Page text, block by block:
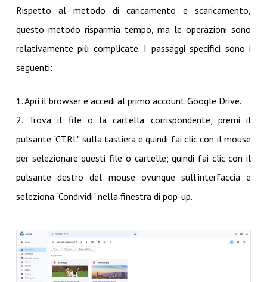
Rispetto al metodo di caricamento e scaricamento,
questo metodo risparmia tempo, ma le operazioni sono
relativamente più complicate. I passaggi specifici sono i
seguenti:
1. Apri il browser e accedi al primo account Google Drive.
2. Trova il file o la cartella corrispondente, premi il
pulsante "CTRL" sulla tastiera e quindi fai clic con il mouse
per selezionare questi file o cartelle; quindi fai clic con il
pulsante destro del mouse ovunque sull'interfaccia e
seleziona "Condividi" nella finestra di pop-up.